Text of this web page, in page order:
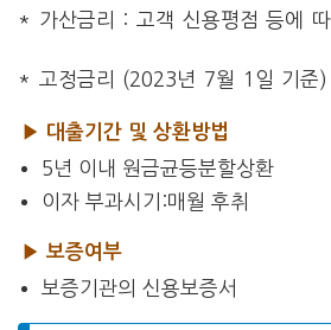
* 가산금리 : 고객 신용평점 등에
* 고정금리 (2023년 7월 1일 기준)
▶ 대출기간 및 상환방법
5년 이내 원금균등분할상환
이자 부과시기:매월 후취
▶ 보증여부
보증기관의 신용보증서